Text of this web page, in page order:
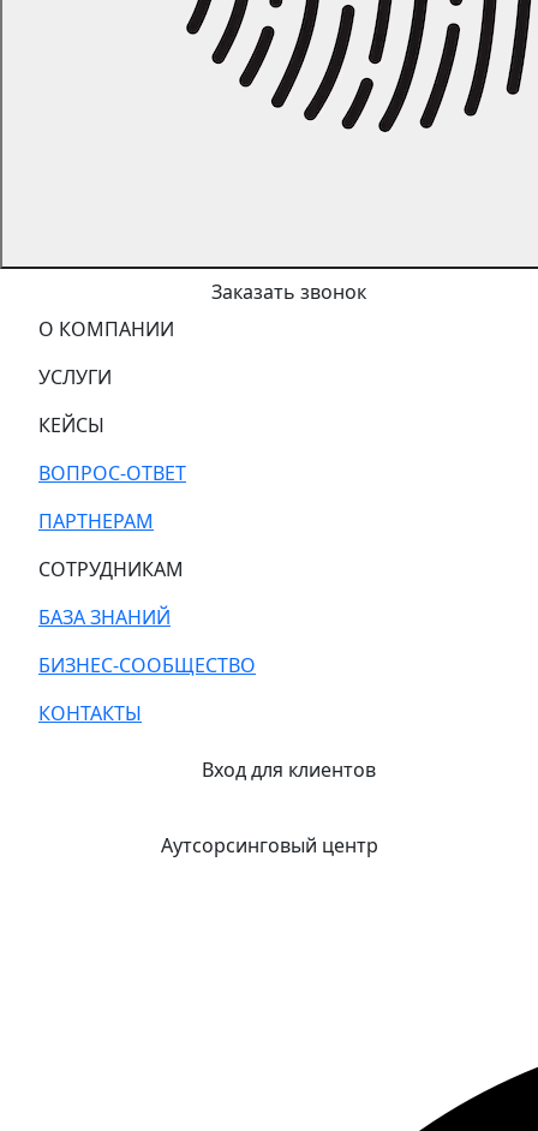
Заказать звонок
О КОМПАНИИ
УСЛУГИ
КЕЙСЫ
ВОПРОС-ОТВЕТ
ПАРТНЕРАМ
СОТРУДНИКАМ
БАЗА ЗНАНИЙ
БИЗНЕС-СООБЩЕСТВО
КОНТАКТЫ
Вход для клиентов
Аутсорсинговый центр